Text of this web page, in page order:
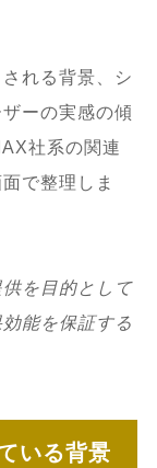
れる背景、シ
ーの実感の傾
社系の関連
で整理しま
を目的として
能を保証する
いる背景